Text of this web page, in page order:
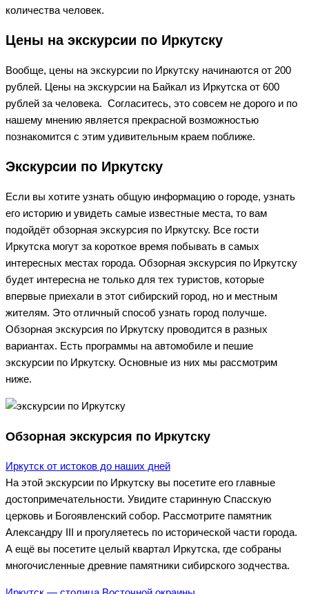
количества человек.
Цены на экскурсии по Иркутску
Вообще, цены на экскурсии по Иркутску начинаются от 200
рублей. Цены на экскурсии на Байкал из Иркутска от 600
рублей за человека. Согласитесь, это совсем не дорого и по
нашему мнению является прекрасной возможностью
познакомится с этим удивительным краем поближе.
Экскурсии по Иркутску
Если вы хотите узнать общую информацию о городе, узнать
его историю и увидеть самые известные места, то вам
подойдёт обзорная экскурсия по Иркутску. Все гости
Иркутска могут за короткое время побывать в самых
интересных местах города. Обзорная экскурсия по Иркутску
будет интересна не только для тех туристов, которые
впервые приехали в этот сибирский город, но и местным
жителям. Это отличный способ узнать город получше.
Обзорная экскурсия по Иркутску проводится в разных
вариантах. Есть программы на автомобиле и пешие
экскурсии по Иркутску. Основные из них мы рассмотрим
ниже.
Обзорная экскурсия по Иркутску
Иркутск от истоков до наших дней
На этой экскурсии по Иркутску вы посетите его главные
достопримечательности. Увидите старинную Спасскую
церковь и Богоявленский собор. Рассмотрите памятник
Александру III и прогуляетесь по исторической части города.
А ещё вы посетите целый квартал Иркутска, где собраны
многочисленные древние памятники сибирского зодчества.